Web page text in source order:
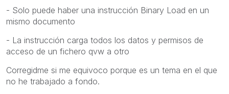
- Solo puede haber una instrucción Binary Load en un
mismo documento
- La instrucción carga todos los datos y permisos de
acceso de un fichero qvw a otro
Corregidme si me equivoco porque es un tema en el que
no he trabajado a fondo.